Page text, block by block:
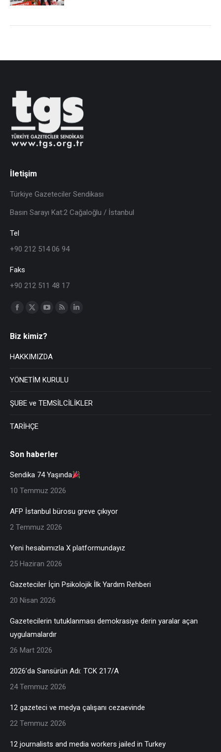
İletişim
Türkiye Gazeteciler Sendikası
Basın Sarayı Kat:2 Cağaloğlu / İstanbul
Tel
+90 212 514 06 94
Faks
+90 212 511 48 17
Find us on:
Biz kimiz?
HAKKIMIZDA
YÖNETİM KURULU
ŞUBE ve TEMSİLCİLİKLER
TARİHÇE
Son haberler
Sendika 74 Yaşında
10 Temmuz 2026
AFP İstanbul bürosu greve çıkıyor
2 Temmuz 2026
Yeni hesabımızla X platformundayız
25 Haziran 2026
Gazeteciler İçin Psikolojik İlk Yardım Rehberi
20 Nisan 2026
Gazetecilerin tutuklanması demokrasiye derin yaralar açan
uygulamalardır
26 Mart 2026
2026’da Sansürün Adı: TCK 217/A
24 Temmuz 2026
12 gazeteci ve medya çalışanı cezaevinde
22 Temmuz 2026
12 journalists and media workers jailed in Turkey